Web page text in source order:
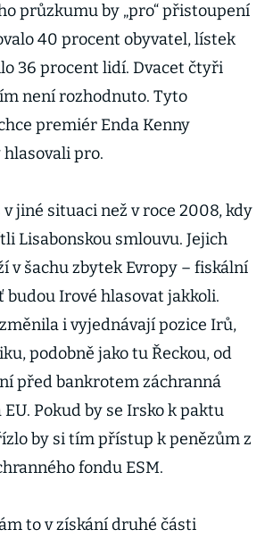
průzkumu by „pro“ přistoupení
40 procent obyvatel, lístek
36 procent lidí. Dvacet čtyři
není rozhodnuto. Tyto
premiér Enda Kenny
pro.
jiné situaci než v roce 2008, kdy
Lisabonskou smlouvu. Jejich
v šachu zbytek Evropy – fiskální
budou Irové hlasovat jakkoli.
i vyjednávají pozice Irů,
podobně jako tu Řeckou, od
před bankrotem záchranná
EU. Pokud by se Irsko k paktu
by si tím přístup k penězům z
fondu ESM.
to v získání druhé části